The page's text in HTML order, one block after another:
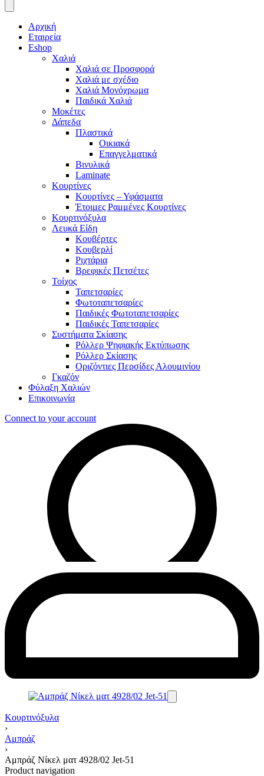
Αρχική
Εταιρεία
Eshop
Χαλιά
Χαλιά σε Προσφορά
Χαλιά με σχέδιο
Χαλιά Μονόχρωμα
Παιδικά Χαλιά
Μοκέτες
Δάπεδα
Πλαστικά
Οικιακά
Επαγγελματικά
Βινυλικά
Laminate
Κουρτίνες
Κουρτίνες – Υφάσματα
Έτοιμες Ραμμένες Κουρτίνες
Κουρτινόξυλα
Λευκά Είδη
Κουβέρτες
Κουβερλί
Ριχτάρια
Βρεφικές Πετσέτες
Τοίχος
Ταπετσαρίες
Φωτοταπετσαρίες
Παιδικές Φωτοταπετσαρίες
Παιδικές Ταπετσαρίες
Συστήματα Σκίασης
Ρόλλερ Ψηφιακής Εκτύπωσης
Ρόλλερ Σκίασης
Οριζόντιες Περσίδες Αλουμινίου
Γκαζόν
Φύλαξη Χαλιών
Επικοινωνία
Connect to your account
Κουρτινόξυλα
›
Αμπράζ
›
Αμπράζ Νίκελ ματ 4928/02 Jet-51
Product navigation